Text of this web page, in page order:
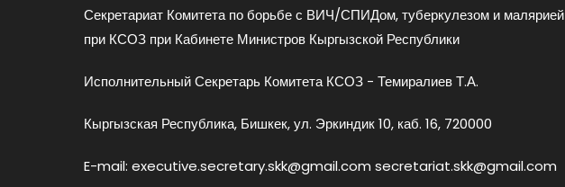
Секретариат Комитета по борьбе с ВИЧ/СПИДом, туберкулезом и малярией
при КСОЗ при Кабинете Министров Кыргызской Республики
Исполнительный Секретарь Комитета КСОЗ - Темиралиев Т.А.
Кыргызская Республика, Бишкек, ул. Эркиндик 10, каб. 16, 720000
E-mail: executive.secretary.skk@gmail.com secretariat.skk@gmail.com